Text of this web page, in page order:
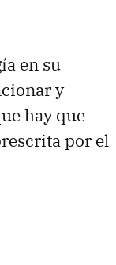
en su
y
hay que
por el